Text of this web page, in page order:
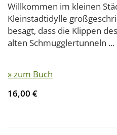
Willkommen im kleinen
Kleinstadtidylle
besagt, dass die Klippen
alten Schmugglertunneln ...
» zum Buch
16,00 €